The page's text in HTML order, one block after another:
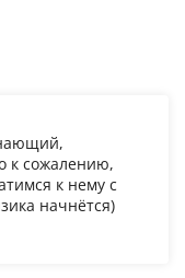
к сожалению,
к нему с
начнётся)